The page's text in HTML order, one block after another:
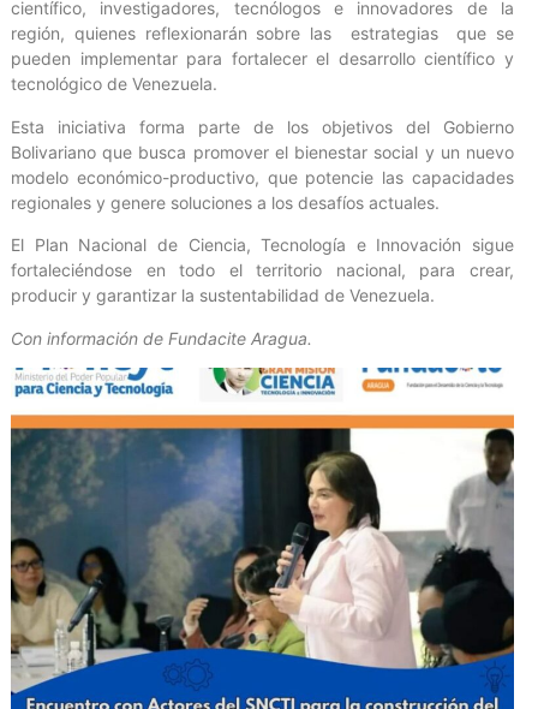
científico, investigadores, tecnólogos e innovadores de la
región, quienes reflexionarán sobre las estrategias que se
pueden implementar para fortalecer el desarrollo científico y
tecnológico de Venezuela.
Esta iniciativa forma parte de los objetivos del Gobierno
Bolivariano que busca promover el bienestar social y un nuevo
modelo económico-productivo, que potencie las capacidades
regionales y genere soluciones a los desafíos actuales.
El Plan Nacional de Ciencia, Tecnología e Innovación sigue
fortaleciéndose en todo el territorio nacional, para crear,
producir y garantizar la sustentabilidad de Venezuela.
Con información de Fundacite Aragua.